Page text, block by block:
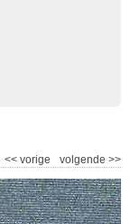
volgende >>
<< vorige